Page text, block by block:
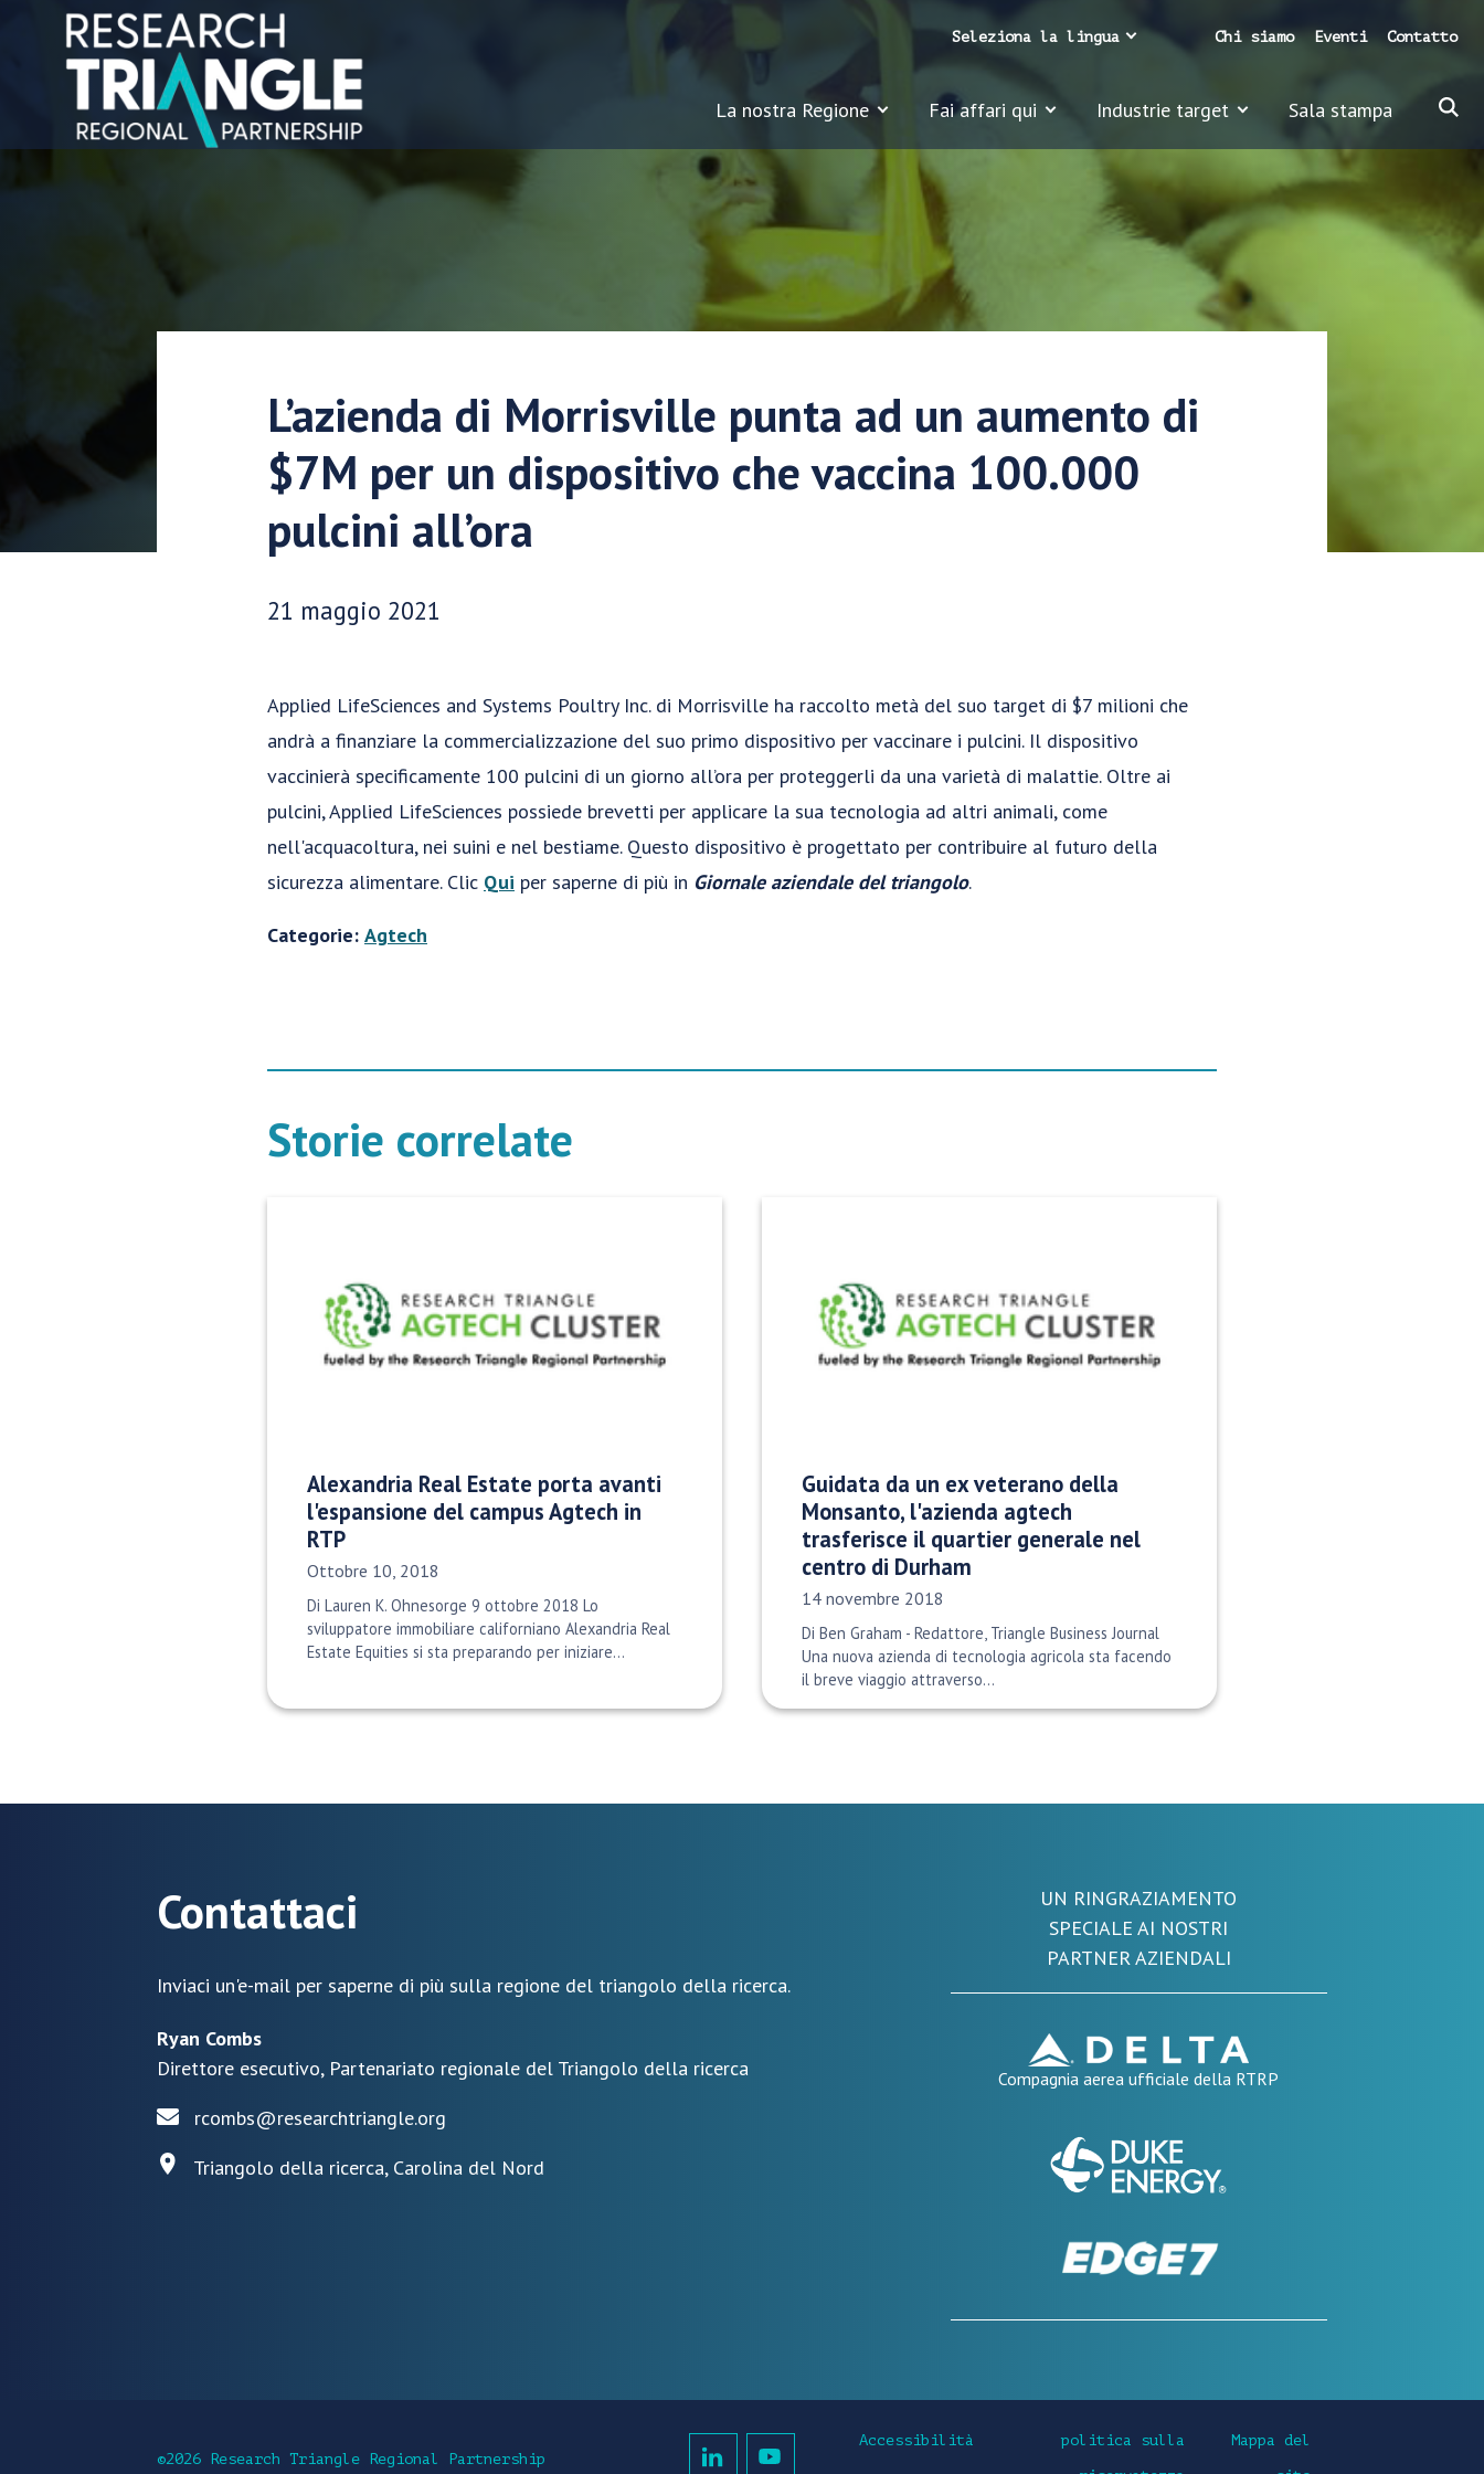
Salta al contenuto
La nostra Regione Fai affari qui Industrie target Sala stampa
Chi siamo Eventi Contatto
Seleziona la lingua
L’azienda di Morrisville punta ad un aumento di
$7M per un dispositivo che vaccina 100.000
pulcini all’ora
Data di pubblicazione:
21 maggio 2021
Applied LifeSciences and Systems Poultry Inc. di Morrisville ha raccolto metà del suo target di $7 milioni che
andrà a finanziare la commercializzazione del suo primo dispositivo per vaccinare i pulcini. Il dispositivo
vaccinierà specificamente 100 pulcini di un giorno all’ora per proteggerli da una varietà di malattie. Oltre ai
pulcini, Applied LifeSciences possiede brevetti per applicare la sua tecnologia ad altri animali, come
nell'acquacoltura, nei suini e nel bestiame. Questo dispositivo è progettato per contribuire al futuro della
sicurezza alimentare. Clic Qui per saperne di più in Giornale aziendale del triangolo.
Categorie: Agtech
Storie correlate
Alexandria Real Estate porta avanti
l'espansione del campus Agtech in
RTP
Data di pubblicazione:
Ottobre 10, 2018
Di Lauren K. Ohnesorge 9 ottobre 2018 Lo
sviluppatore immobiliare californiano Alexandria Real
Estate Equities si sta preparando per iniziare...
Guidata da un ex veterano della
Monsanto, l'azienda agtech
trasferisce il quartier generale nel
centro di Durham
Data di pubblicazione:
14 novembre 2018
Di Ben Graham - Redattore, Triangle Business Journal
Una nuova azienda di tecnologia agricola sta facendo
il breve viaggio attraverso...
Contattaci
Inviaci un'e-mail per saperne di più sulla regione del triangolo della ricerca.
Ryan Combs
Direttore esecutivo, Partenariato regionale del Triangolo della ricerca
rcombs@researchtriangle.org
Triangolo della ricerca, Carolina del Nord
UN RINGRAZIAMENTO
SPECIALE AI NOSTRI
PARTNER AZIENDALI
Compagnia aerea ufficiale della RTRP
©2026 Research Triangle Regional Partnership
Accessibilità politica sulla Mappa del